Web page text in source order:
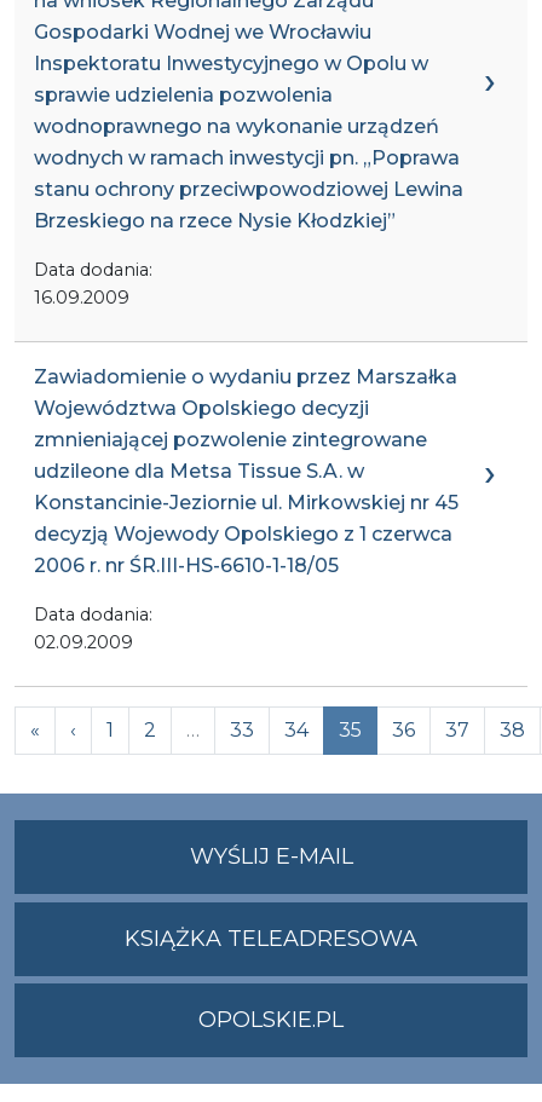
Gospodarki Wodnej we Wrocławiu
Inspektoratu Inwestycyjnego w Opolu w
sprawie udzielenia pozwolenia
wodnoprawnego na wykonanie urządzeń
wodnych w ramach inwestycji pn. „Poprawa
stanu ochrony przeciwpowodziowej Lewina
Brzeskiego na rzece Nysie Kłodzkiej”
Data dodania:
16.09.2009
Zawiadomienie o wydaniu przez Marszałka
Województwa Opolskiego decyzji
zmnieniającej pozwolenie zintegrowane
udzileone dla Metsa Tissue S.A. w
Konstancinie-Jeziornie ul. Mirkowskiej nr 45
decyzją Wojewody Opolskiego z 1 czerwca
2006 r. nr ŚR.III-HS-6610-1-18/05
Data dodania:
02.09.2009
« Previous
‹ 1 2 … 33 34 35 36 37 38
WYŚLIJ E-MAILNA
ADRES
KSIĄŻKA TELEADRESOWA
OPOLSKIE.PL